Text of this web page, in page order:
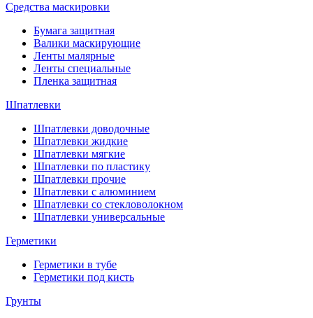
Средства маскировки
Бумага защитная
Валики маскирующие
Ленты малярные
Ленты специальные
Пленка защитная
Шпатлевки
Шпатлевки доводочные
Шпатлевки жидкие
Шпатлевки мягкие
Шпатлевки по пластику
Шпатлевки прочие
Шпатлевки с алюминием
Шпатлевки со стекловолокном
Шпатлевки универсальные
Герметики
Герметики в тубе
Герметики под кисть
Грунты